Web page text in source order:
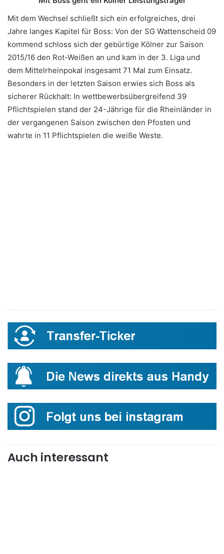
Mit dem Wechsel schließt sich ein erfolgreiches, drei
Jahre langes Kapitel für Boss: Von der SG Wattenscheid 09
kommend schloss sich der gebürtige Kölner zur Saison
2015/16 den Rot-Weißen an und kam in der 3. Liga und
dem Mittelrheinpokal insgesamt 71 Mal zum Einsatz.
Besonders in der letzten Saison erwies sich Boss als
sicherer Rückhalt: In wettbewerbsübergreifend 39
Pflichtspielen stand der 24-Jährige für die Rheinländer in
der vergangenen Saison zwischen den Pfosten und
wahrte in 11 Pflichtspielen die weiße Weste.
Auch interessant